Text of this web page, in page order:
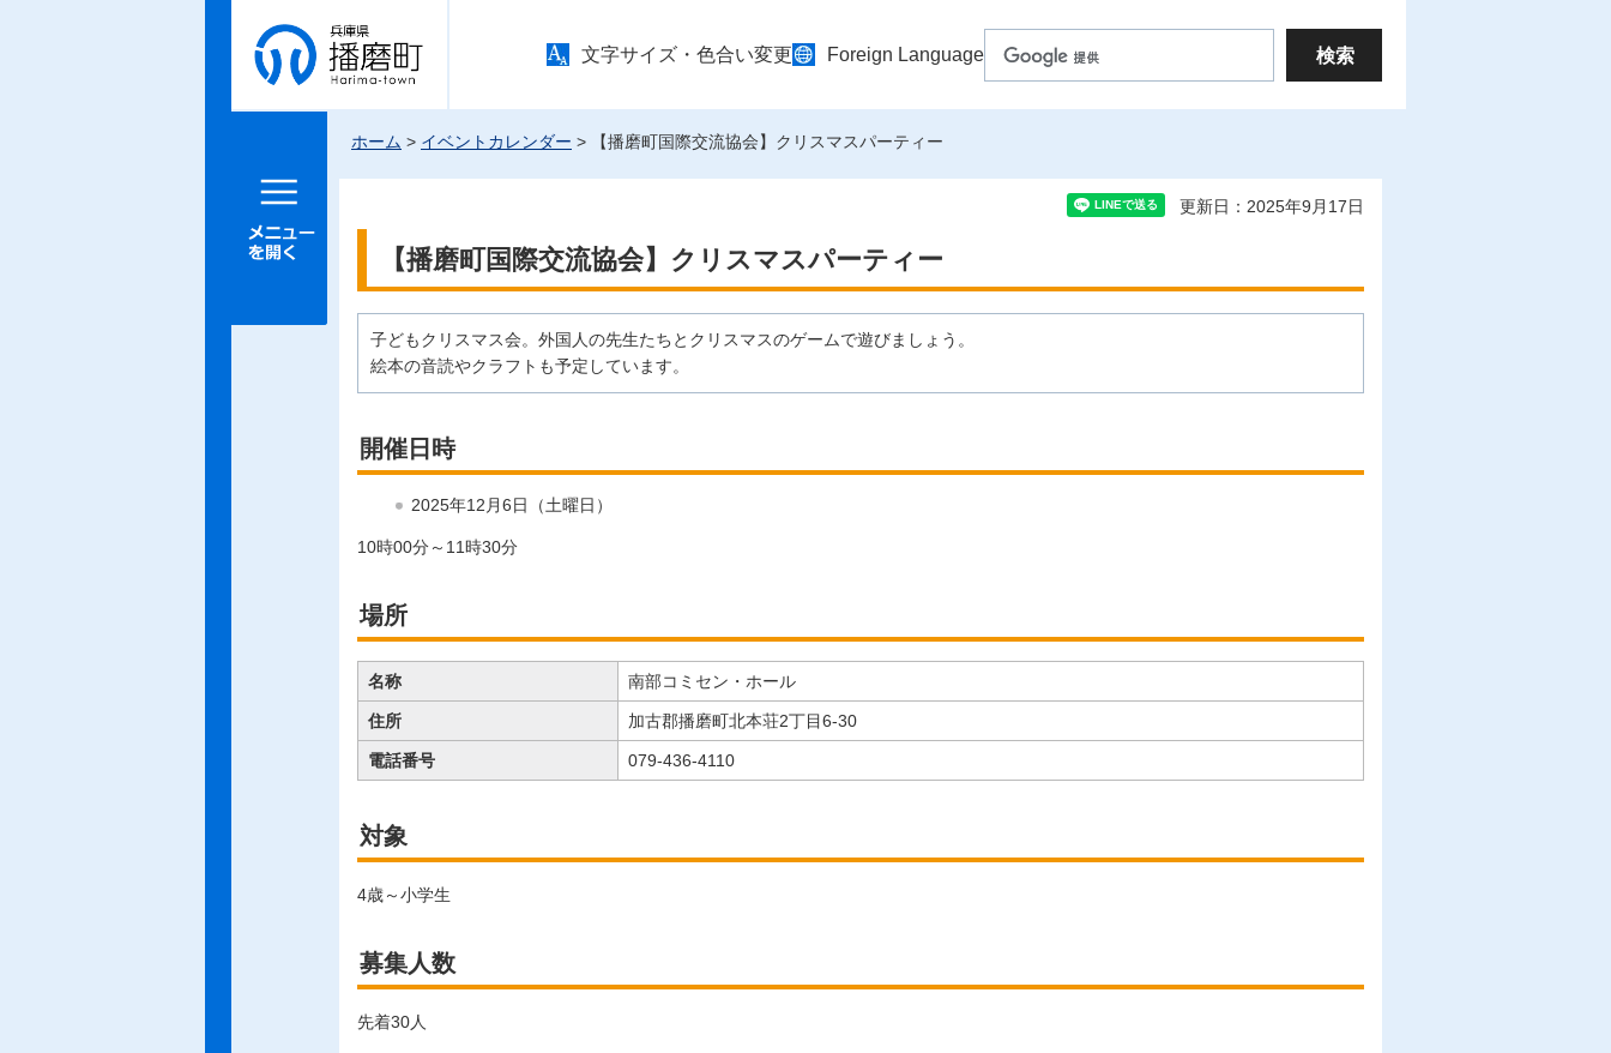
兵庫県 播
磨町
文字サイズ・色合い変更 Foreign Language
メニュー
ホーム > イベントカレンダー > 【播磨町国際交流協会】クリスマスパーティー
更新日：2025年9月17日
【播磨町国際交流協会】クリスマスパーティー
子どもクリスマス会。外国人の先生たちとクリスマスのゲームで遊びましょう。
絵本の音読やクラフトも予定しています。
開催日時
2025年12月6日（土曜日）
10時00分～11時30分
場所
名称 南部コミセン・ホール
住所 加古郡播磨町北本荘2丁目6-30
電話番号 079-436-4110
対象
4歳～小学生
募集人数
先着30人